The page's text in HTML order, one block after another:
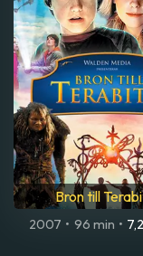
Bron till
2007 • 96 min • 7,2